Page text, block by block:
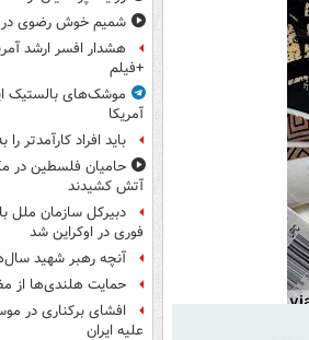
شمیم خوش رضوی در
هشدار افسر ارشد
+فیلم
موشک‌های بالستیک
آمریکا
باید افراد کارآمدتر
حامیان فلسطین در
آتش کشیدند
دبیرکل سازمان ملل
فوری در اوکراین شد
آنچه رهبر شهید
حمایت هلندی‌ها از
افشای برکناری در
علیه ایران